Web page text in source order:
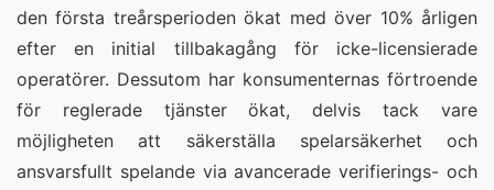
den första treårsperioden ökat medöver 10% årligen
efter en initial tillbakagång för icke-licensierade
operatörer. Dessutom har konsumenternas förtroende
för reglerade tjänster ökat, delvis tack vare
möjligheten att säkerställa spelarsäkerhet och
ansvarsfullt spelande via avancerade verifierings- och